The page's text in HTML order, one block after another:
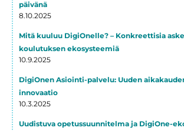
päivänä
8.10.2025
Mitä kuuluu DigiOnelle? – Konkreettisia
koulutuksen ekosysteemiä
10.9.2025
DigiOnen Asiointi-palvelu: Uuden
innovaatio
10.3.2025
Uudistuva opetussuunnitelma ja DigiOne-